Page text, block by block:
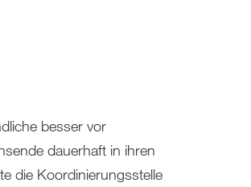
besser vor
dauerhaft in ihren
die Koordinierungsstelle